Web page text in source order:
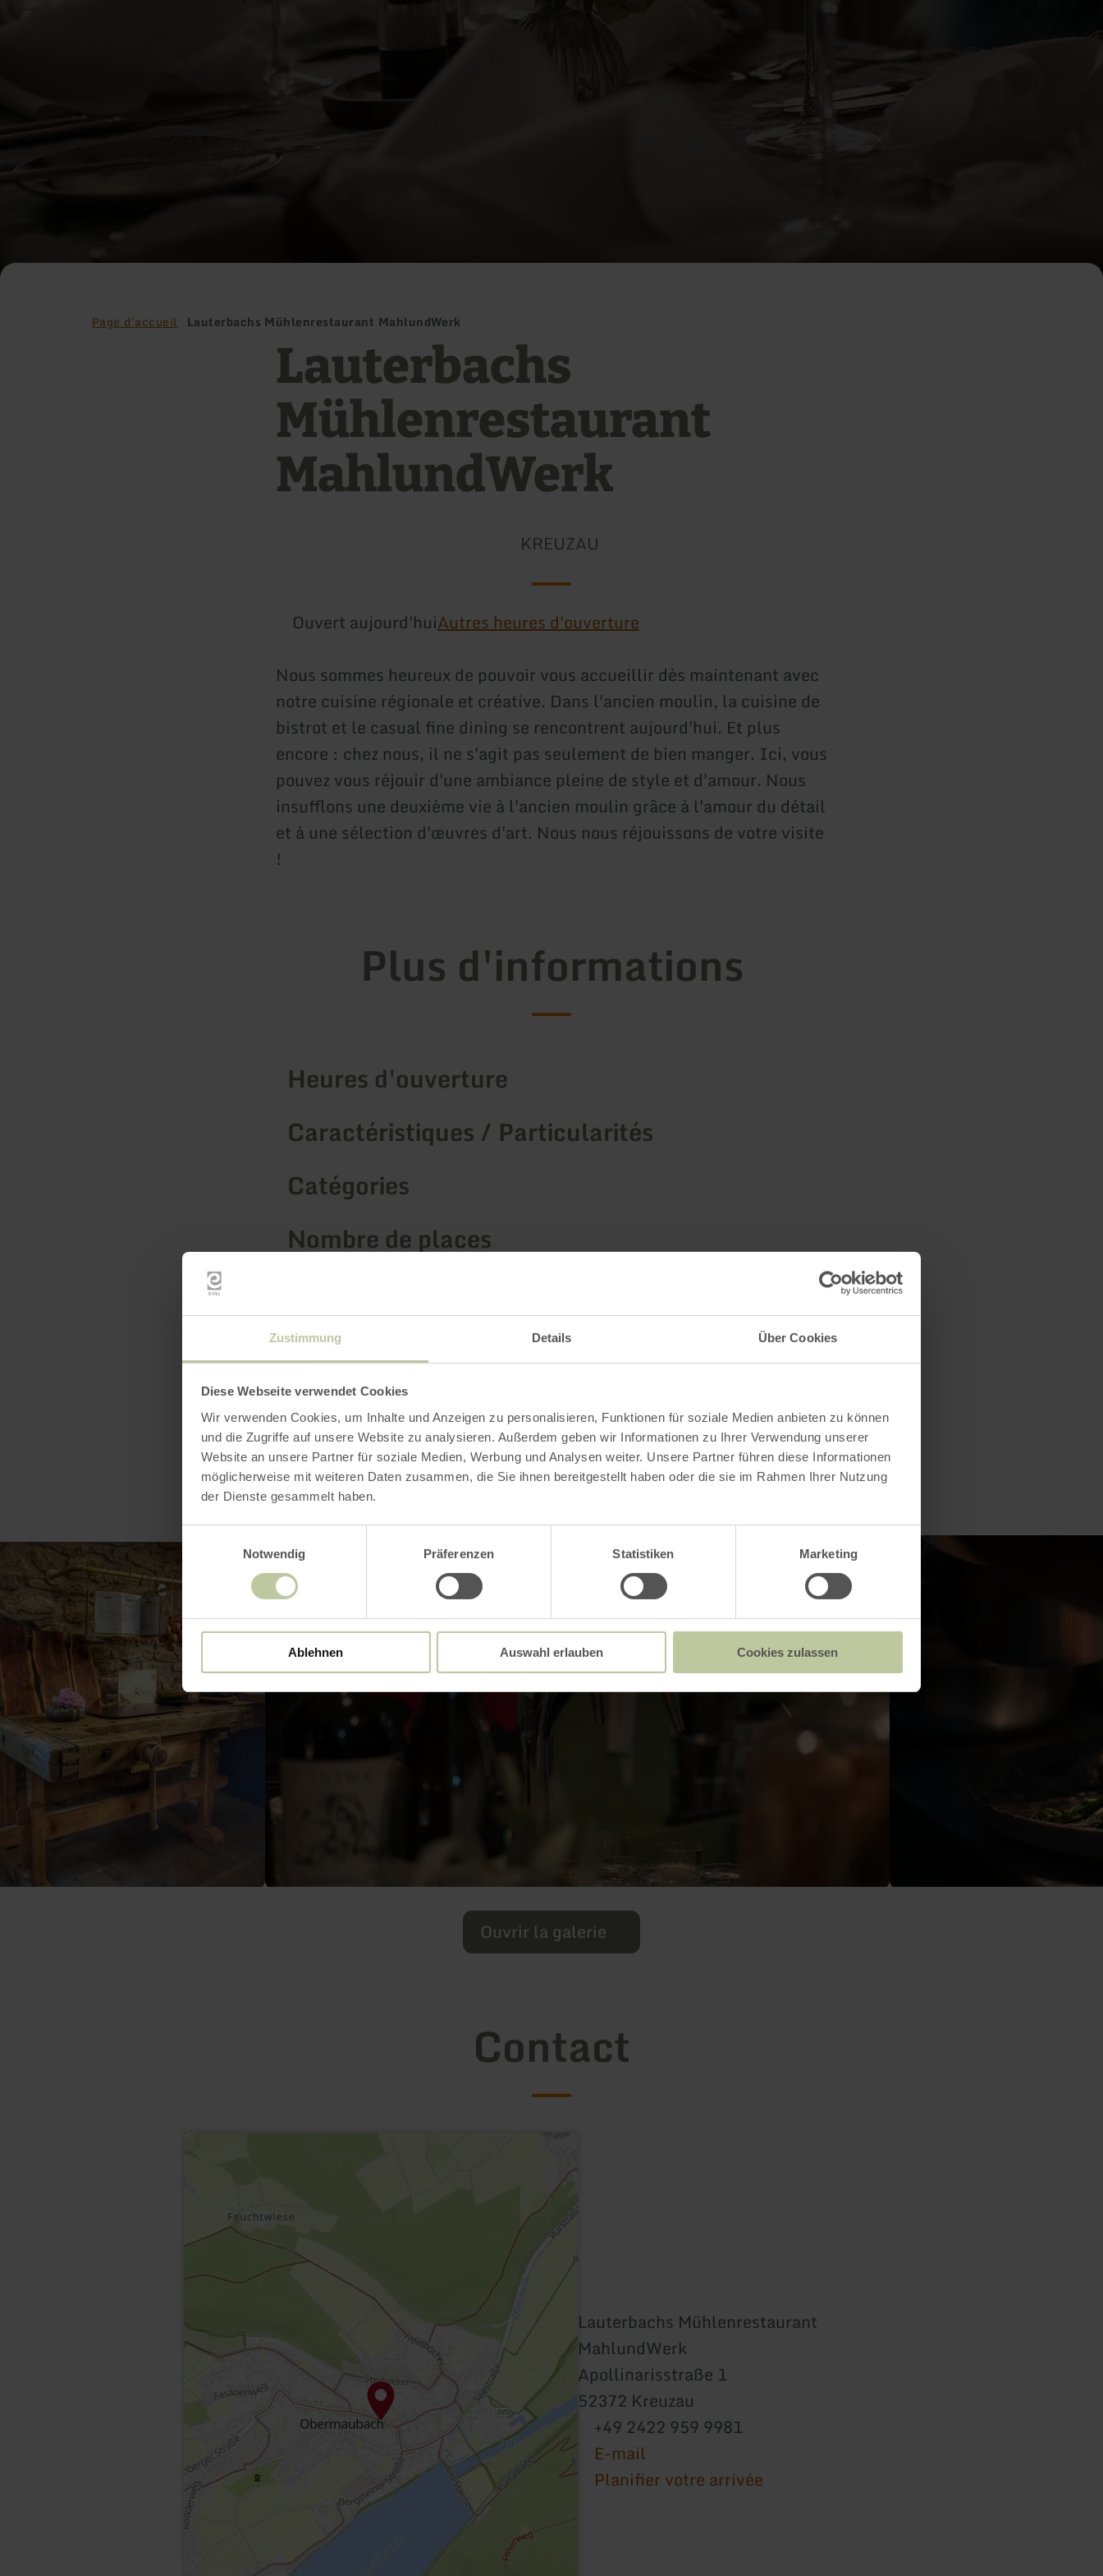
Zustimmung Details Über Cookies
Diese Webseite verwendet Cookies
Wir verwenden Cookies, um Inhalte und Anzeigen zu personalisieren, Funktionen für soziale Medien anbieten zu können
und die Zugriffe auf unsere Website zu analysieren. Außerdem geben wir Informationen zu Ihrer Verwendung unserer
Website an unsere Partner für soziale Medien, Werbung und Analysen weiter. Unsere Partner führen diese Informationen
möglicherweise mit weiteren Daten zusammen, die Sie ihnen bereitgestellt haben oder die sie im Rahmen Ihrer Nutzung
der Dienste gesammelt haben.
Notwendig
Präferenzen Statistiken Marketing
Ablehnen Auswahl erlauben Cookies zulassen
Page d'accueil Lauterbachs Mühlenrestaurant MahlundWerk
Lauterbachs
Mühlenrestaurant
MahlundWerk
KREUZAU
Ouvert aujourd'huiAutres heures d'ouverture
Nous sommes heureux de pouvoir vous accueillir dès maintenant avec
notre cuisine régionale et créative. Dans l'ancien moulin, la cuisine de
bistrot et le casual fine dining se rencontrent aujourd'hui. Et plus
encore : chez nous, il ne s'agit pas seulement de bien manger. Ici, vous
pouvez vous réjouir d'une ambiance pleine de style et d'amour. Nous
insufflons une deuxième vie à l'ancien moulin grâce à l'amour du détail
et à une sélection d'œuvres d'art. Nous nous réjouissons de votre visite
!
Plus d'informations
Heures d'ouverture
Caractéristiques / Particularités
Catégories
Nombre de places
Impressions
Ouvrir la galerie
Contact
Lauterbachs Mühlenrestaurant
MahlundWerk
Apollinarisstraße 1
52372 Kreuzau
+49 2422 959 9981
E-mail
Planifier votre arrivée